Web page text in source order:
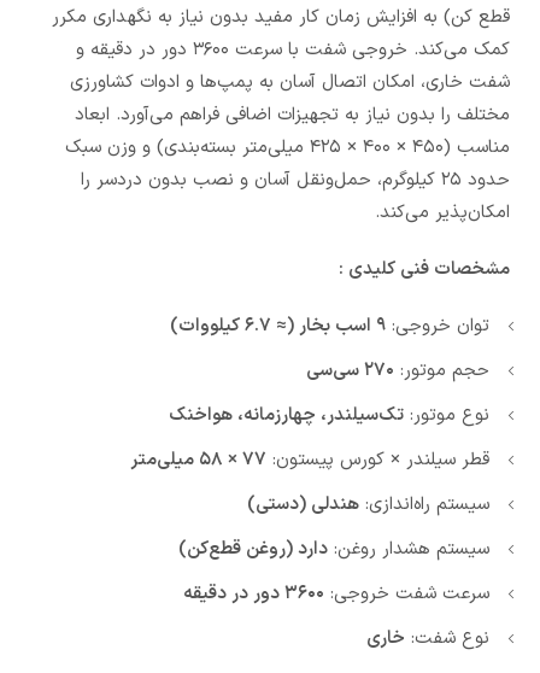
قطع کن) به افزایش زمان کار مفید بدون نیاز به نگهداری مکرر
کمک می‌کند. خروجی شفت با سرعت ۳۶۰۰ دور در دقیقه و
شفت خاری، امکان اتصال آسان به پمپ‌ها و ادوات کشاورزی
مختلف را بدون نیاز به تجهیزات اضافی فراهم می‌آورد. ابعاد
مناسب (۴۵۰ × ۴۰۰ × ۴۲۵ میلی‌متر بسته‌بندی) و وزن سبک
حدود ۲۵ کیلوگرم، حمل‌ونقل آسان و نصب بدون دردسر را
امکان‌پذیر می‌کند.
مشخصات فنی کلیدی :
توان خروجی: ۹ اسب بخار (≈ ۶.۷ کیلووات)
حجم موتور: ۲۷۰ سی‌سی
نوع موتور: تک‌سیلندر، چهارزمانه، هواخنک
قطر سیلندر × کورس پیستون: ۷۷ × ۵۸ میلی‌متر
سیستم راه‌اندازی: هندلی (دستی)
سیستم هشدار روغن: دارد (روغن قطع‌کن)
سرعت شفت خروجی: ۳۶۰۰ دور در دقیقه
نوع شفت: خاری